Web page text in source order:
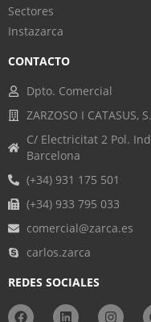
Sectores
Instazarca
CONTACTO
Dpto. Comercial
ZARZOSO I CATASUS,
C/ Electricitat 2 Pol.
Barcelona
(+34) 931 175 501
(+34) 933 795 033
comercial@zarca.es
carlos.zarca
REDES SOCIALES